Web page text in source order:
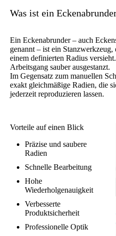
Was ist ein
Ein Eckenabrunder – auch
genannt – ist ein
einem definierten Radius
Arbeitsgang sauber ausgestanzt.
Im Gegensatz zum manuellen
exakt gleichmäßige Radien, die
jederzeit reproduzieren lassen.
Vorteile auf einen Blick
Präzise und saubere
Radien
Schnelle Bearbeitung
Hohe
Wiederholgenauigkeit
Verbesserte
Produktsicherheit
Professionelle Optik